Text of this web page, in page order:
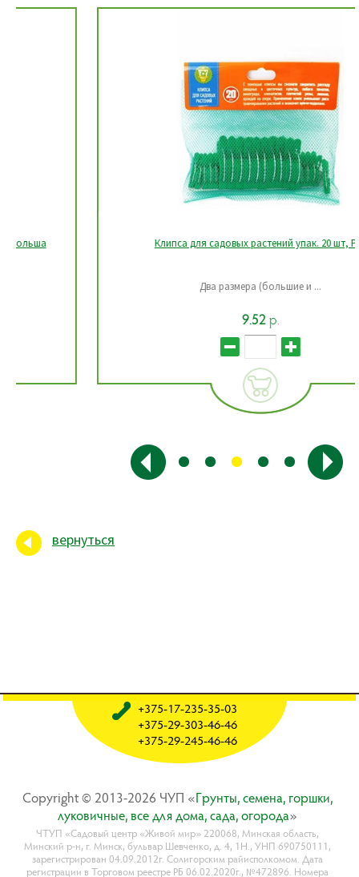
Клипса для садовых растений упак. 20 шт, РФ
Два размера (большие и ...
вернуться
Copyright © 2013-2026 ЧУП «Гpyнты, ceмeнa, гopшки,
лyкoвичныe, вce для дoмa, caдa, oгopoдa»
ЧТУП «Садовый центр «Живой мир» 220068, Минская область,
Минский р-н, г. Минск, бульвар Шевченко, д. 4, 1Н., УНП 690750111,
зарегистрирован 04.09.2012г. Солигорским райисполкомом. Дата
регистрации в Торговом реестре РБ 06.02.2020г., №472896. Номера
+375-17-235-35-03
+375-29-303-46-46
+375-29-245-46-46